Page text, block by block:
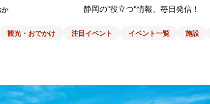
か 静岡の"役立つ"情報、毎日発信！
観光・おでかけ 注目イベント イベント一覧 施設